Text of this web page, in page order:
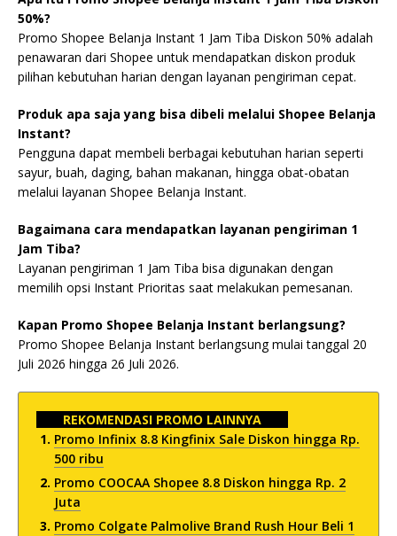
50%?
Promo Shopee Belanja Instant 1 Jam Tiba Diskon 50% adalah
penawaran dari Shopee untuk mendapatkan diskon produk
pilihan kebutuhan harian dengan layanan pengiriman cepat.
Produk apa saja yang bisa dibeli melalui Shopee Belanja
Instant?
Pengguna dapat membeli berbagai kebutuhan harian seperti
sayur, buah, daging, bahan makanan, hingga obat-obatan
melalui layanan Shopee Belanja Instant.
Bagaimana cara mendapatkan layanan pengiriman 1
Jam Tiba?
Layanan pengiriman 1 Jam Tiba bisa digunakan dengan
memilih opsi Instant Prioritas saat melakukan pemesanan.
Kapan Promo Shopee Belanja Instant berlangsung?
Promo Shopee Belanja Instant berlangsung mulai tanggal 20
Juli 2026 hingga 26 Juli 2026.
REKOMENDASI PROMO LAINNYA
Promo Infinix 8.8 Kingfinix Sale Diskon hingga Rp.
500 ribu
Promo COOCAA Shopee 8.8 Diskon hingga Rp. 2
Juta
Promo Colgate Palmolive Brand Rush Hour Beli 1